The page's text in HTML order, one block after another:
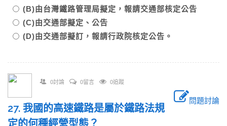
(B)由台灣鐵路管理局擬定，報請交通部核定公告
(C)由交通部擬定、公告
(D)由交通部擬訂，報請行政院核定公告。
0討論 0留言 0追蹤
問題討論
27. 我國的高速鐵路是屬於鐵路法規
定的何種經營型態？